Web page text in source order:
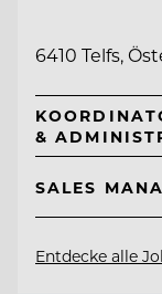
6410 Telfs,
&
SALES
Entdecke alle